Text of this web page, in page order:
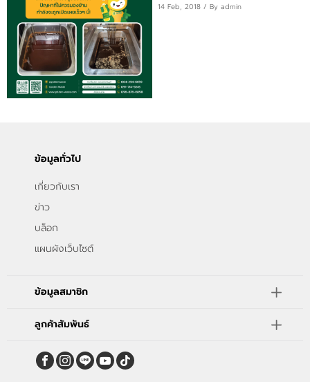
14 Feb, 2018 / By admin
ข้อมูลทั่วไป
เกี่ยวกับเรา
ข่าว
บล็อก
แผนผังเว็บไซต์
ข้อมูลสมาชิก
ลูกค้าสัมพันธ์